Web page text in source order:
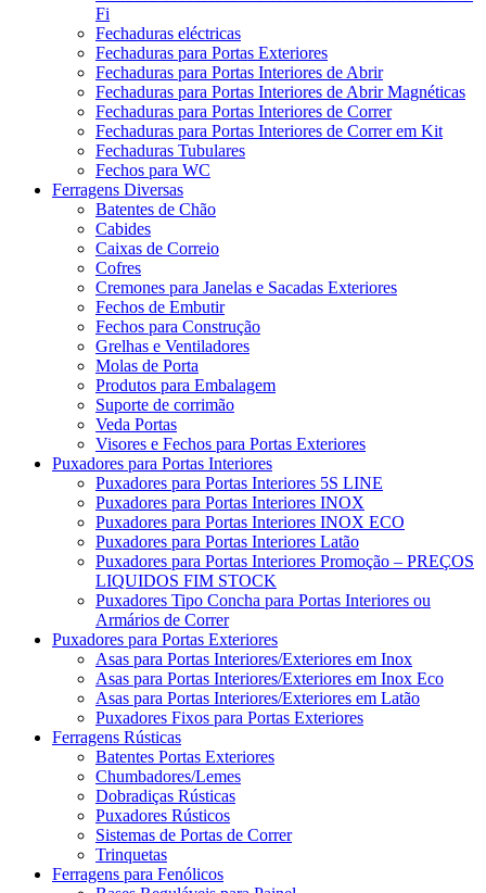
Fi
Fechaduras eléctricas
Fechaduras para Portas Exteriores
Fechaduras para Portas Interiores de Abrir
Fechaduras para Portas Interiores de Abrir Magnéticas
Fechaduras para Portas Interiores de Correr
Fechaduras para Portas Interiores de Correr em Kit
Fechaduras Tubulares
Fechos para WC
Ferragens Diversas
Batentes de Chão
Cabides
Caixas de Correio
Cofres
Cremones para Janelas e Sacadas Exteriores
Fechos de Embutir
Fechos para Construção
Grelhas e Ventiladores
Molas de Porta
Produtos para Embalagem
Suporte de corrimão
Veda Portas
Visores e Fechos para Portas Exteriores
Puxadores para Portas Interiores
Puxadores para Portas Interiores 5S LINE
Puxadores para Portas Interiores INOX
Puxadores para Portas Interiores INOX ECO
Puxadores para Portas Interiores Latão
Puxadores para Portas Interiores Promoção – PREÇOS
LIQUIDOS FIM STOCK
Puxadores Tipo Concha para Portas Interiores ou
Armários de Correr
Puxadores para Portas Exteriores
Asas para Portas Interiores/Exteriores em Inox
Asas para Portas Interiores/Exteriores em Inox Eco
Asas para Portas Interiores/Exteriores em Latão
Puxadores Fixos para Portas Exteriores
Ferragens Rústicas
Batentes Portas Exteriores
Chumbadores/Lemes
Dobradiças Rústicas
Puxadores Rústicos
Sistemas de Portas de Correr
Trinquetas
Ferragens para Fenólicos